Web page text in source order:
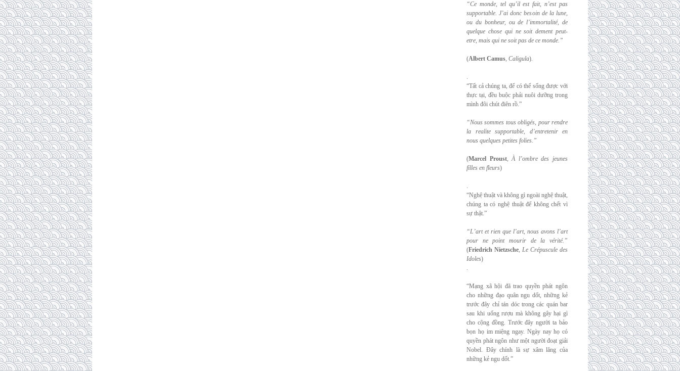
“Ce monde, tel qu’il est fait, n’est pas
supportable. J’ai donc besoin de la lune,
ou du bonheur, ou de l’immortalité, de
quelque chose qui ne soit dement peut-
etre, mais qui ne soit pas de ce monde.”
(Albert Camus, Caligula).
.
“Tất cả chúng ta, để có thể sống được với
thực tại, đều buộc phải nuôi dưỡng trong
mình đôi chút điên rồ.”
“Nous sommes tous obligés, pour rendre
la realite supportable, d’entretenir en
nous quelques petites folies.”
(Marcel Proust,À l’ombre des jeunes
filles en fleurs)
.
“Nghệ thuật và không gì ngoài nghệ thuật,
chúng ta có nghệ thuật để không chết vì
sự thật.”
“L’art et rien que l’art, nous avons l’art
pour ne point mourir de la vérité.”
(Friedrich Nietzsche, Le Crépuscule des
Idoles)
.
“Mạng xã hội đã trao quyền phát ngôn
cho những đạo quân ngu dốt, những kẻ
trước đây chỉ tán dóc trong các quán bar
sau khi uống rượu mà không gây hại gì
cho cộng đồng. Trước đây người ta bảo
bọn họ im miệng ngay. Ngày nay họ có
quyền phát ngôn như một người đoạt giải
Nobel. Đây chính là sự xâm lăng của
những kẻ ngu dốt.”